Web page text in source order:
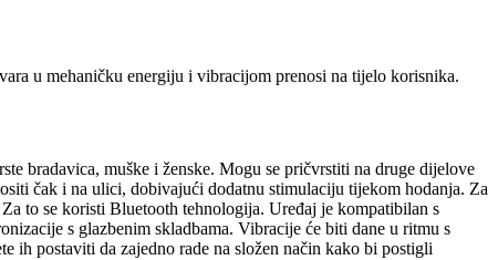
u mehaničku energiju i vibracijom prenosi na tijelo korisnika.
bradavica, muške i ženske. Mogu se pričvrstiti na druge dijelove
čak i na ulici, dobivajući dodatnu stimulaciju tijekom hodanja. Za
to se koristi Bluetooth tehnologija. Uređaj je kompatibilan s
s glazbenim skladbama. Vibracije će biti dane u ritmu s
ih postaviti da zajedno rade na složen način kako bi postigli